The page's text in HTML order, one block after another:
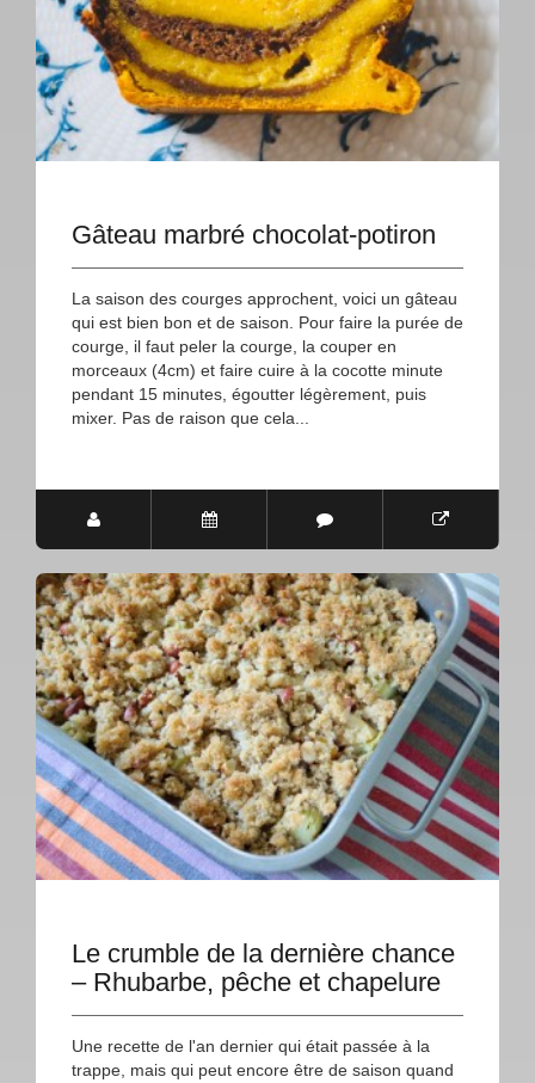
Gâteau marbré chocolat-potiron
La saison des courges approchent, voici un gâteau
qui est bien bon et de saison. Pour faire la purée de
courge, il faut peler la courge, la couper en
morceaux (4cm) et faire cuire à la cocotte minute
pendant 15 minutes, égoutter légèrement, puis
mixer. Pas de raison que cela...
Le crumble de la dernière chance
– Rhubarbe, pêche et chapelure
Une recette de l'an dernier qui était passée à la
trappe, mais qui peut encore être de saison quand